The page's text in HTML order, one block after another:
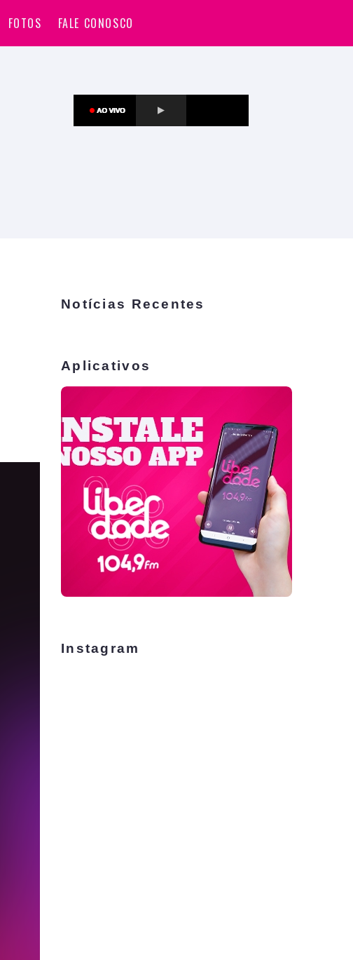
FOTOS FALE CONOSCO
Notícias Recentes
Aplicativos
Instagram